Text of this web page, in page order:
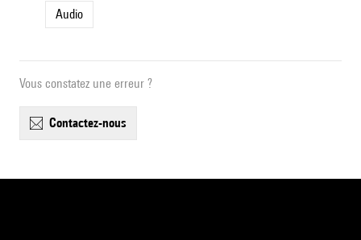
Audio
Vous constatez une erreur ?
contactez-nous